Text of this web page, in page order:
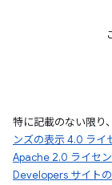
特に記載のない限り
ンズの表示 4.0 ライ
Apache 2.0 ライセ
Developers サイト